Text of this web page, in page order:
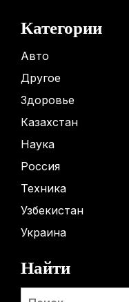
Категории
Авто
Другое
Здоровье
Казахстан
Наука
Россия
Техника
Узбекистан
Украина
Найти
Найти: